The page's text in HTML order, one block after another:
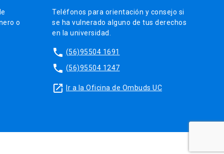
o
Teléfonos para orientación y consejo si
se ha vulnerado alguno de tus derechos
en la universidad.
phone (56)95504 1691
phone (56)95504 1247
launch Ir a la Oficina de Ombuds UC